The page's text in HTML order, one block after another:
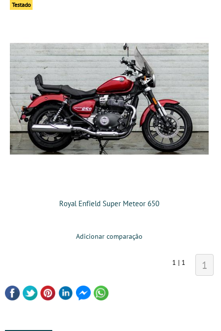
Testado
Royal Enfield Super Meteor 650
Adicionar comparação
1 | 1 1